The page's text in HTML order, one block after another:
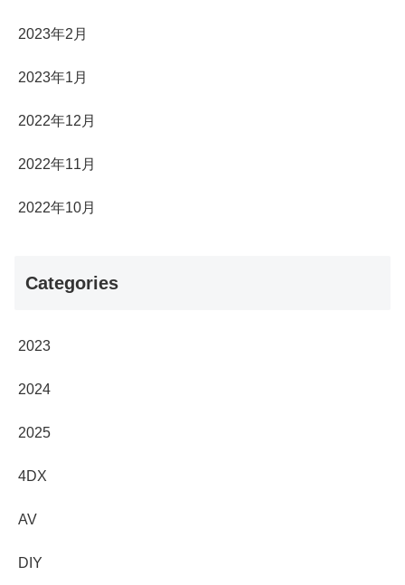
2023年2月
2023年1月
2022年12月
2022年11月
2022年10月
Categories
2023
2024
2025
4DX
AV
DIY